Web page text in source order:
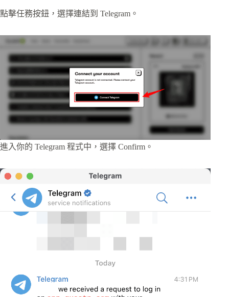
點擊任務按鈕，選擇連結到 Telegram。
進入你的 Telegram 程式中，選擇 Confirm。